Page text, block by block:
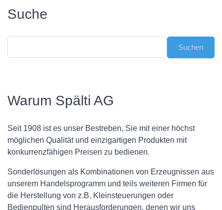
Suche
Warum Spälti AG
Seit 1908 ist es unser Bestreben, Sie mit einer höchst
möglichen Qualität und einzigartigen Produkten mit
konkurrenzfähigen Preisen zu bedienen.
Sonderlösungen als Kombinationen von Erzeugnissen aus
unserem Handelsprogramm und teils weiteren Firmen für
die Herstellung von z.B. Kleinsteuerungen oder
Bedienpulten sind Herausforderungen, denen wir uns